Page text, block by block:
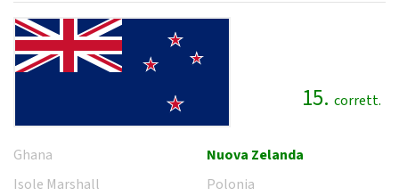
15. corrett.
Ghana
Isole Marshall
Nuova Zelanda
Polonia